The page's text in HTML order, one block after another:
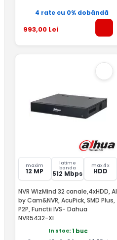
4 rate cu 0% dobândă
993,00 Lei
maxim
12 MP
latime
banda
512 Mbps
max 4 x
HDD
NVR WizMind 32 canale,4xHDD, AI
by Cam&NVR, AcuPick, SMD Plus,
P2P, Functii IVS- Dahua
NVR5432-XI
In stoc: 1 buc